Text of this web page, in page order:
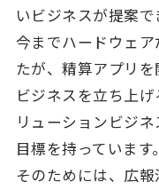
いビジネスが提案で
今までハードウェ
たが、精算アプリ
ビジネスを立ち上
リューションビジ
目標を持っています。
そのためには、広